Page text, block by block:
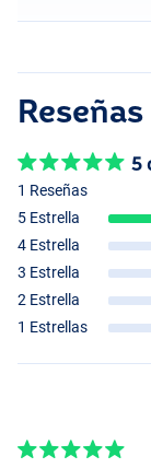
Reseñas
5
1 Reseñas
5 Estrella
4 Estrella
3 Estrella
2 Estrella
1 Estrellas